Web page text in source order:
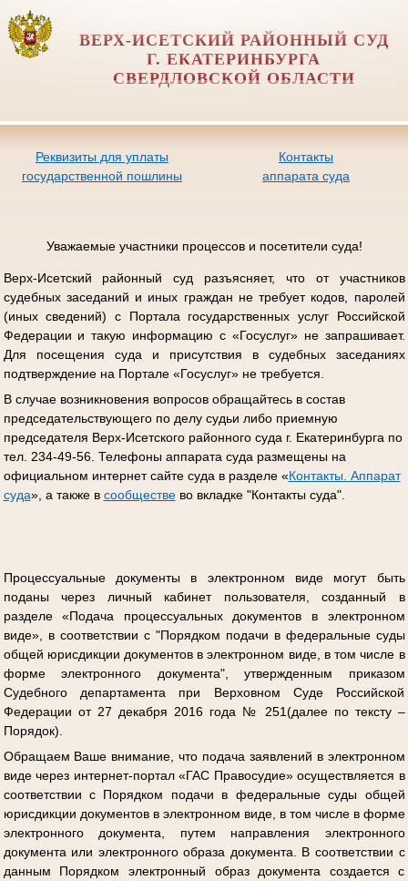
ВЕРХ-ИСЕТСКИЙ РАЙОННЫЙ СУД
Г. ЕКАТЕРИНБУРГА
СВЕРДЛОВСКОЙ ОБЛАСТИ
Реквизиты для уплаты
государственной пошлины
Контакты
аппарата суда
Уважаемые участники процессов и посетители суда!
Верх-Исетский районный суд разъясняет, что от участников
судебных заседаний и иных граждан не требует кодов, паролей
(иных сведений) с Портала государственных услуг Российской
Федерации и такую информацию с «Госуслуг» не запрашивает.
Для посещения суда и присутствия в судебных заседаниях
подтверждение на Портале «Госуслуг» не требуется.
В случае возникновения вопросов обращайтесь в состав
председательствующего по делу судьи либо приемную
председателя Верх-Исетского районного суда г. Екатеринбурга по
тел. 234-49-56. Телефоны аппарата суда размещены на
официальном интернет сайте суда в разделе «Контакты. Аппарат
суда», а также в сообществево вкладке "Контакты суда".
Процессуальные документы в электронном виде могут быть
поданы через личный кабинет пользователя, созданный в
разделе «Подача процессуальных документов в электронном
виде», в соответствии с "Порядком подачи в федеральные суды
общей юрисдикции документов в электронном виде, в том числе в
форме электронного документа", утвержденным приказом
Судебного департамента при Верховном Суде Российской
Федерации от 27 декабря 2016 года № 251(далее по тексту –
Порядок).
Обращаем Ваше внимание, что подача заявлений в электронном
виде через интернет-портал «ГАС Правосудие» осуществляется в
соответствии с Порядком подачи в федеральные суды общей
юрисдикции документов в электронном виде, в том числе в форме
электронного документа, путем направления электронного
документа или электронного образа документа. В соответствии с
данным Порядком электронный образ документа создается с